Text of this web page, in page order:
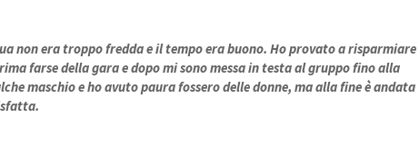
non era troppo fredda e il tempo era buono. Ho provato a risparmiare
farse della gara e dopo mi sono messa in testa al gruppo fino alla
maschio e ho avuto paura fossero delle donne, ma alla fine è andata